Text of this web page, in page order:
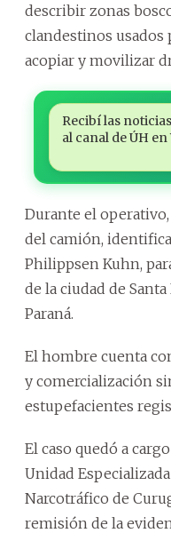
describir zonas
clandestinos usados
acopiar y movilizar
Recibí las
al canal de ÚH
Durante el
del camión,
Philippsen Kuhn,
de la ciudad de
Paraná.
El hombre cuenta
y comercialización
estupefacientes
El caso quedó a
Unidad
Narcotráfico de
remisión de la